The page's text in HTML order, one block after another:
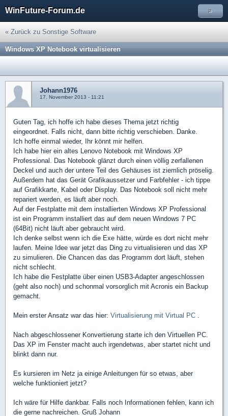
WinFuture-Forum.de »
« Zurück zu Sonstige Software
Windows XP Notebook virtualisieren
Johann1976
17. November 2013 - 11:21
Guten Tag, ich hoffe ich habe dieses Thema jetzt richtig
eingeordnet. Falls nicht, dann bitte richtig verschieben. Danke.
Ich hoffe einmal wieder, Ihr könnt mir helfen.
Ich habe hier ein altes Lenovo Notebook mit Windows XP
Professional. Das Notebook glänzt durch einen völlig zerfallenen
Deckel und auch der untere Teil des Gehäuses ist ziemlich pröselig.
Außerdem hat das Gerät Grafikaussetzer und Farbfehler - ich tippe
auf Grafikkarte, Kabel oder Display. Das Notebook soll nicht mehr
repariert werden, es läuft aber noch.
Auf der Festplatte mit dem installierten Windows XP Professional
ist ein Programm installiert das auf dem neuen Windows 7 PC
(64Bit) nicht läuft aber gebraucht wird.
Ich denke selbst wenn ich die Exe hätte, würde es dort nicht mehr
laufen. Meine Idee war jetzt das Ding zu virtualisieren und das XP
zu simulieren. Die Chancen das das Programm dort läuft, stehen
nicht schlecht.
Ich habe die Festplatte über einen USB3-Adapter angeschlossen
(geht also noch) und schonmal vorsorglich mit Acronis ein Backup
gemacht.
Mein erster Ansatz war das hier: Virtualisierung mit Virtual PC .
Nach abgeschlossener Konvertierung starte ich den Virtuellen PC.
Das XP im Fenster macht auch irgendetwas, aber startet nicht und
blinkt dann nur.
Es kursieren im Netz ja einige Anleitungen für so etwas, aber
welche funktioniert jetzt?
Ich wäre für Hilfe dankbar. Falls noch Informationen fehlen, kann ich
die gerne nachreichen. Gruß Johann